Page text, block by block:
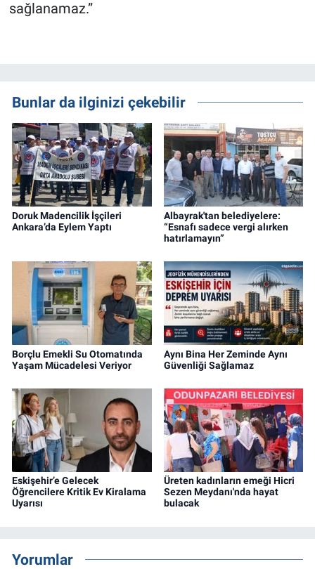
sağlanamaz.”
Bunlar da ilginizi çekebilir
Doruk Madencilik İşçileri
Ankara’da Eylem Yaptı
Albayrak'tan belediyelere:
“Esnafı sadece vergi alırken
hatırlamayın”
Borçlu Emekli Su Otomatında
Yaşam Mücadelesi Veriyor
Aynı Bina Her Zeminde Aynı
Güvenliği Sağlamaz
Eskişehir’e Gelecek
Öğrencilere Kritik Ev Kiralama
Uyarısı
Üreten kadınların emeği Hicri
Sezen Meydanı'nda hayat
bulacak
Yorumlar